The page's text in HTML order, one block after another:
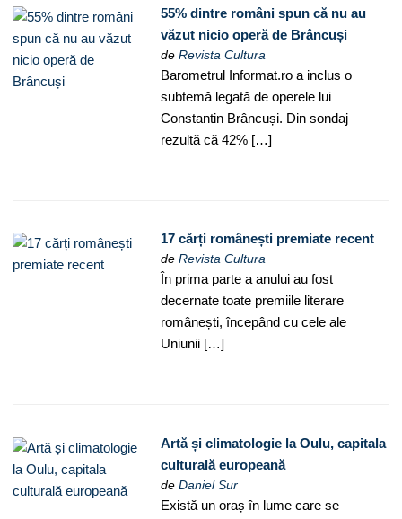
55% dintre români spun că nu au
văzut nicio operă de Brâncuși
deRevista Cultura
Barometrul Informat.ro a inclus o
subtemă legată de operele lui
Constantin Brâncuși. Din sondaj
rezultă că 42% […]
17 cărți românești premiate recent
deRevista Cultura
În prima parte a anului au fost
decernate toate premiile literare
românești, începând cu cele ale
Uniunii […]
Artă și climatologie la Oulu, capitala
culturală europeană
deDaniel Sur
Există un oraș în lume care se